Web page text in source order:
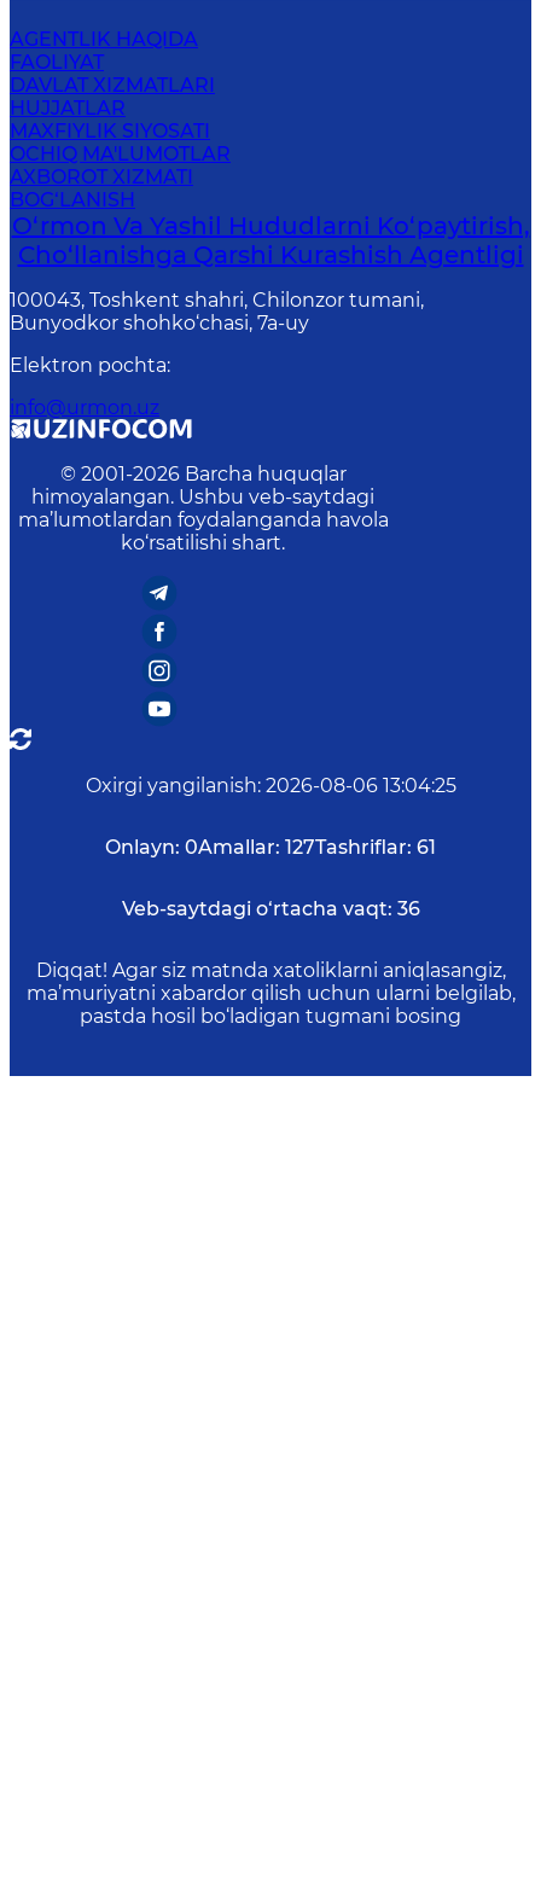
AGENTLIK HAQIDA
FAOLIYAT
DAVLAT XIZMATLARI
HUJJATLAR
MAXFIYLIK SIYOSATI
OCHIQ MA'LUMOTLAR
AXBOROT XIZMATI
BOG‘LANISH
O‘rmon Va Yashil Hududlarni Ko‘paytirish,
Cho‘llanishga Qarshi Kurashish Agentligi
100043, Toshkent shahri, Chilonzor tumani,
Bunyodkor shohko‘chasi, 7a-uy
Elektron pochta:
info@urmon.uz
© 2001-2026 Barcha huquqlar
himoyalangan. Ushbu veb-saytdagi
ma’lumotlardan foydalanganda havola
ko‘rsatilishi shart.
Oxirgi yangilanish: 2026-08-06 13:04:25
Onlayn: 0Amallar: 127Tashriflar: 61
Veb-saytdagi o‘rtacha vaqt: 36
Diqqat! Agar siz matnda xatoliklarni aniqlasangiz,
ma’muriyatni xabardor qilish uchun ularni belgilab,
pastda hosil bo‘ladigan tugmani bosing